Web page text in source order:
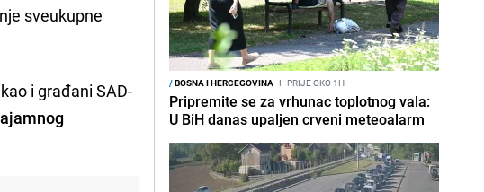
sveukupne
i građani SAD-
/BOSNA I HERCEGOVINA I PRIJE OKO 1H
Pripremite se za vrhunac toplotnog vala:
U BiH danas upaljen crveni meteoalarm